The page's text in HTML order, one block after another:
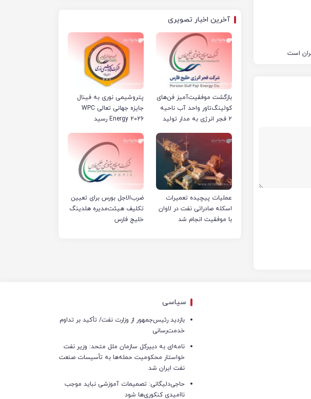
است
آخرین اخبار تصویری
بازگشت موفقیت‌آمیز فن‌های
کولینگ‌تاور واحد آب ناحیه
۲ فجر انرژی به مدار تولید
پتروشیمی نوری به فینال
جایزه جهانی تعالی WPC
Energy 2026 رسید
عملیات پیچیده تعمیرات
اسکله صادراتی نفت در لاوان
با موفقیت انجام شد
ضرب‌الاجل بورس برای تعیین
تکلیف هیئت‌مدیره هلدینگ
خلیج فارس
سیاسی
بازدید رئیس‌جمهور از وزارت نفت/ تأکید بر تداوم
خدمت‌رسانی
نامه‌ای به دبیرکل سازمان ملل متحد: وزیر نفت
خواستار محکومیت حمله‌ها به تأسیسات صنعت
نفت ایران شد
حاجی‌دلیگانی: تصمیمات آموزشی نباید موجب
ناامیدی کنکوری‌ها شود